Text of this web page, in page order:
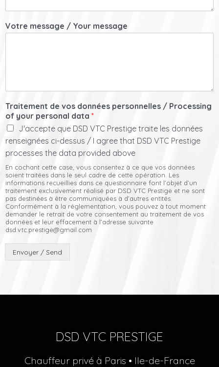
Votre message / Your message
Traitement de vos données personnelles / Processing
of your personal data *
J'accepte que DSD VTC Prestige traite les données
renseignées ci-dessus / I agree that DSD VTC Prestige
processes the data provided above
En cochant cette case, vous consentez à ce que vos données
soient traitées dans le seul cadre de cette opération. Les
informations recueillies dans ce questionnaire font l’objet d’un
traitement exclusivement réalisé par DSD VTC Prestige et ne sont
pas destinées à être communiquées à d’autres entités.
Conformément à la réglementation, vous pouvez à tout moment
demander le retrait de votre consentement au traitement de vos
données et leur effacement à l’adresse suivante
dsd.vtc.prestige@gmail.com
Envoyer / Send
DSD VTC PRESTIGE
Chauffeur privé à Paris • Ile-de-France